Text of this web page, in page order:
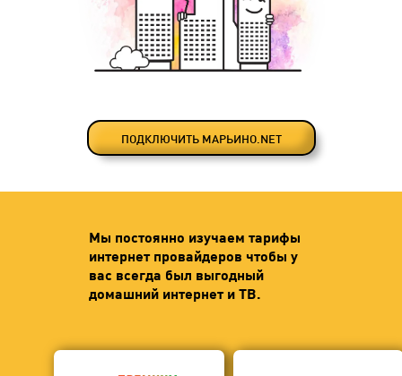
ПОДКЛЮЧИТЬ МАРЬИНО.NET
Мы постоянно изучаем тарифы
интернет провайдеров чтобы у
вас всегда был выгодный
домашний интернет и ТВ.